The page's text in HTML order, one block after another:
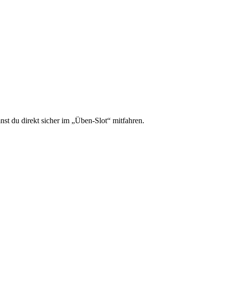
du direkt sicher im „Üben-Slot“ mitfahren.